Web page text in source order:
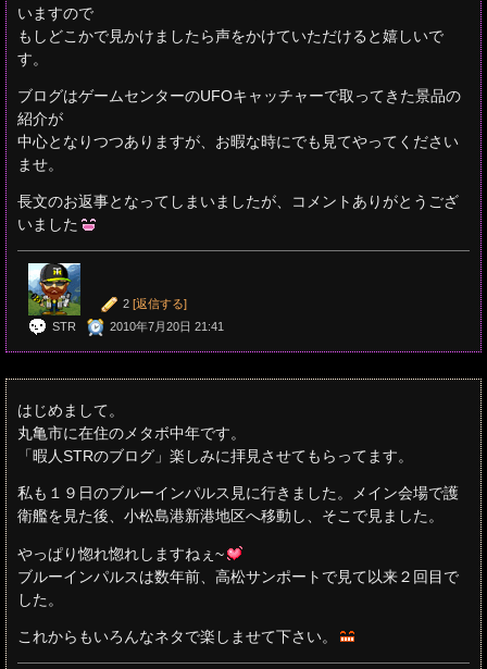
いますので
もしどこかで見かけましたら声をかけていただけると嬉しいで
す。
ブログはゲームセンターのUFOキャッチャーで取ってきた景品の
紹介が
中心となりつつありますが、お暇な時にでも見てやってください
ませ。
長文のお返事となってしまいましたが、コメントありがとうござ
いました
2 [返信する]
STR
2010年7月20日 21:41
はじめまして。
丸亀市に在住のメタボ中年です。
「暇人STRのブログ」楽しみに拝見させてもらってます。
私も１９日のブルーインパルス見に行きました。メイン会場で護
衛艦を見た後、小松島港新港地区へ移動し、そこで見ました。
やっぱり惚れ惚れしますねぇ~
ブルーインパルスは数年前、高松サンポートで見て以来２回目で
した。
これからもいろんなネタで楽しませて下さい。